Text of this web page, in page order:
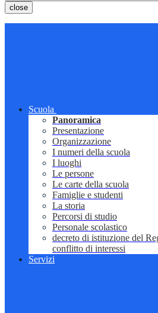
close
Scuola
Panoramica
Presentazione
Organizzazione
I numeri della scuola
I luoghi
Le persone
Le carte della scuola
Famiglie e studenti
La storia
Percorsi di studio
Personale scolastico
decreto di istituzione del
conflitto di interessi
Servizi